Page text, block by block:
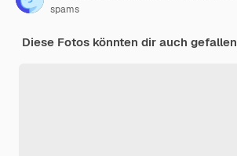
spams
Diese Fotos könnten dir auch gefallen